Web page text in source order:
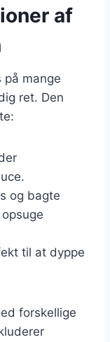
af
på mange
ret. Den
og bagte
til at dyppe
forskellige